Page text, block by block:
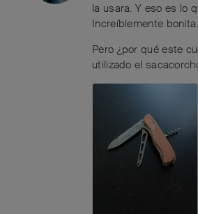
la usara. Y eso es lo
Increíblemente bonita.
Pero ¿por qué este
utilizado el